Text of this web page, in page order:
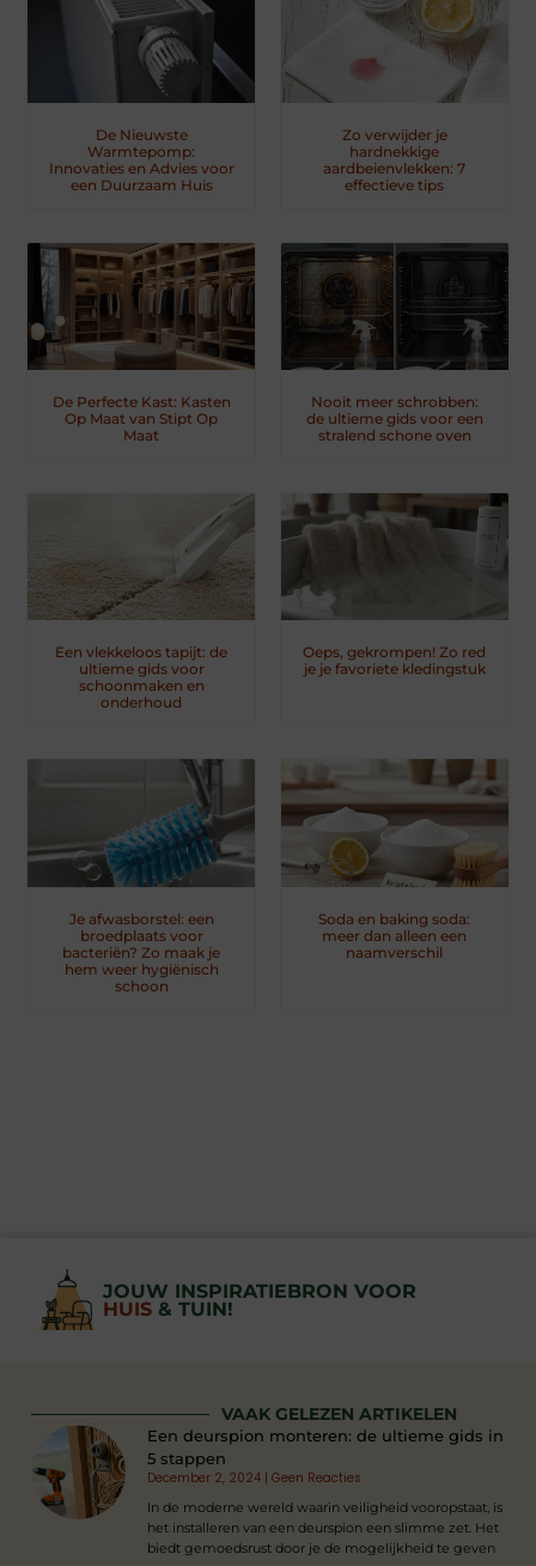
De Nieuwste
Warmtepomp:
Innovaties en Advies voor
een Duurzaam Huis
Zo verwijder je
hardnekkige
aardbeienvlekken: 7
effectieve tips
De Perfecte Kast: Kasten
Op Maat van Stipt Op
Maat
Nooit meer schrobben:
de ultieme gids voor een
stralend schone oven
Een vlekkeloos tapijt: de
ultieme gids voor
schoonmaken en
onderhoud
Oeps, gekrompen! Zo red
je je favoriete kledingstuk
Je afwasborstel: een
broedplaats voor
bacteriën? Zo maak je
hem weer hygiënisch
schoon
Soda en baking soda:
meer dan alleen een
naamverschil
JOUW INSPIRATIEBRON VOOR
HUIS & TUIN!
VAAK GELEZEN ARTIKELEN
Een deurspion monteren: de ultieme gids in
5 stappen
December 2, 2024 Geen Reacties
In de moderne wereld waarin veiligheid vooropstaat, is
het installeren van een deurspion een slimme zet. Het
biedt gemoedsrust door je de mogelijkheid te geven